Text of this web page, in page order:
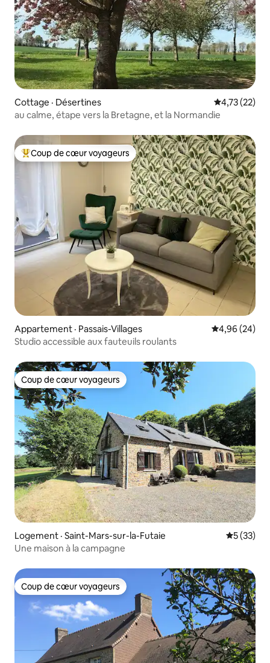
Cottage · Désertines Note
4,73 (22)
au calme, étape vers la Bretagne, et la Normandie
Coup de cœur voyageurs parmi les plus aimés
Coup de cœur voyageurs
Appartement · Passais-Villages Note
4,96 (24)
Studio accessible aux fauteuils roulants
Coup de cœur voyageurs
Coup de cœur voyageurs
Logement · Saint-Mars-sur-la-Futaie Note
5 (33)
Une maison à la campagne
Coup de cœur voyageurs
Coup de cœur voyageurs